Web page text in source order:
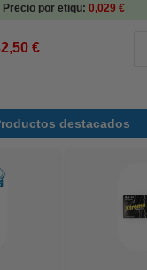
Precio por etiqu 0,029 €
€
destacados